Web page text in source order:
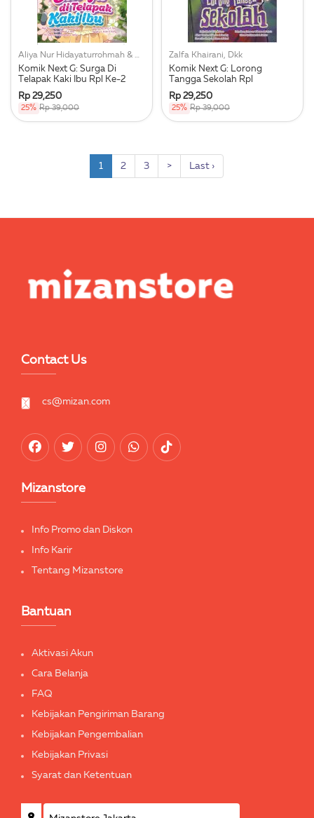
Aliya Nur Hidayaturrohmah & Nisa, Dkk
Komik Next G: Surga Di
Telapak Kaki Ibu Rpl Ke-2
Rp 29,250
25% Rp 39,000
Zalfa Khairani, Dkk
Komik Next G: Lorong
Tangga Sekolah Rpl
Rp 29,250
25% Rp 39,000
1 2 3 > Last ›
Contact Us
cs@mizan.com
Mizanstore
Info Promo dan Diskon
Info Karir
Tentang Mizanstore
Bantuan
Aktivasi Akun
Cara Belanja
FAQ
Kebijakan Pengiriman Barang
Kebijakan Pengembalian
Kebijakan Privasi
Syarat dan Ketentuan